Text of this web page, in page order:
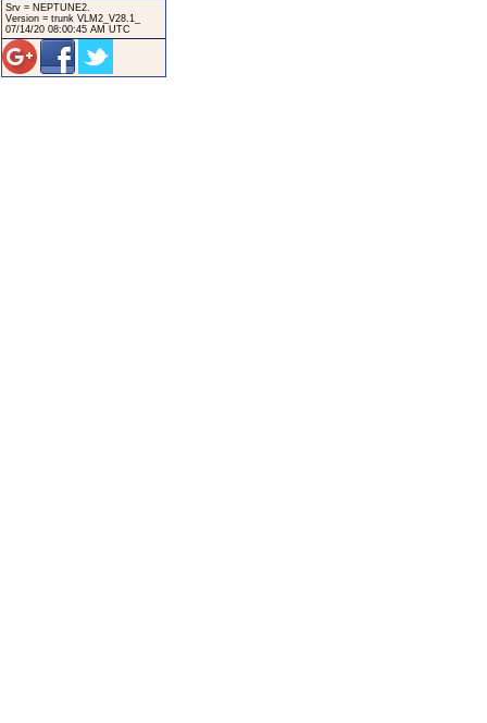
Srv = NEPTUNE2.
Version = trunk VLM2_V28.1_
07/14/20 08:00:45 AM UTC